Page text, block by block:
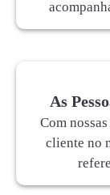
As
Com
cliente no